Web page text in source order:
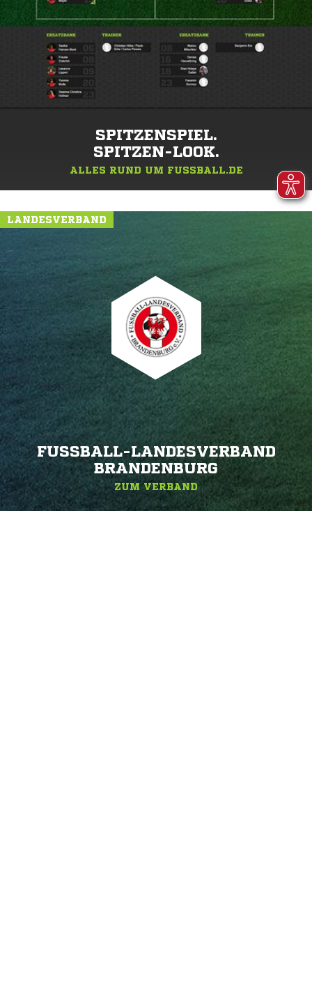
SPITZENSPIEL.
SPITZEN-LOOK.
ALLES RUND UM FUSSBALL.DE
LANDESVERBAND
FUSSBALL-LANDESVERBAND B
RANDENBURG
ZUM VERBAND